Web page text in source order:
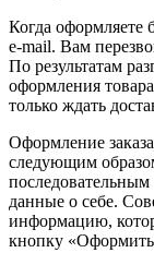
Когда
e-mail. Вам
По результатам
оформления
только ждать
Оформление
следующим
последовательным
данные о себе.
информацию,
кнопку «Оформить